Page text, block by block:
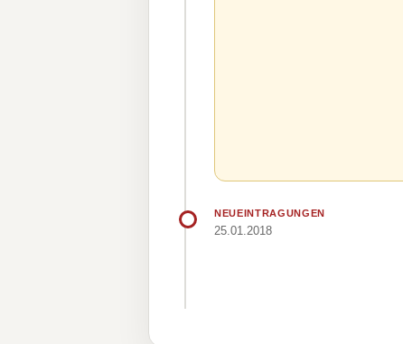
NEUEINTRAGUNGEN
25.01.2018